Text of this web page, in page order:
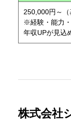
250,000円～（
※経験・能力
年収UPが見込
株式会社